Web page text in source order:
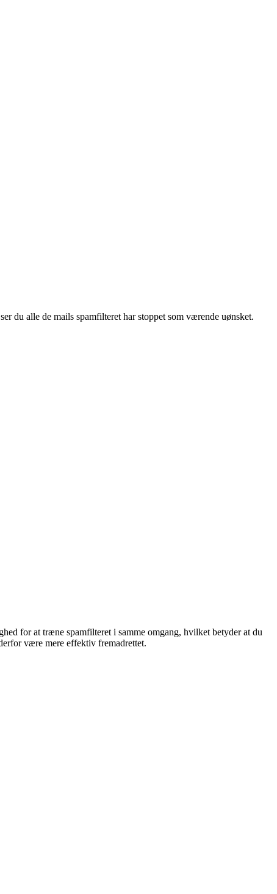
du alle de mails spamfilteret har stoppet som værende uønsket.
for at træne spamfilteret i samme omgang, hvilket betyder at du
være mere effektiv fremadrettet.